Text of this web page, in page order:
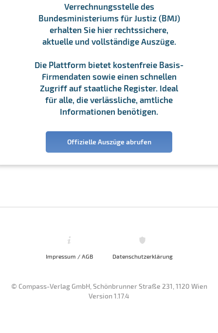
Verrechnungsstelle des
Bundesministeriums für Justiz (BMJ)
erhalten Sie hier rechtssichere,
aktuelle und vollständige Auszüge.
Die Plattform bietet kostenfreie Basis-
Firmendaten sowie einen schnellen
Zugriff auf staatliche Register. Ideal
für alle, die verlässliche, amtliche
Informationen benötigen.
Offizielle Auszüge abrufen
Impressum / AGB Datenschutzerklärung
© Compass-Verlag GmbH, Schönbrunner Straße 231, 1120 Wien
Version 1.17.4